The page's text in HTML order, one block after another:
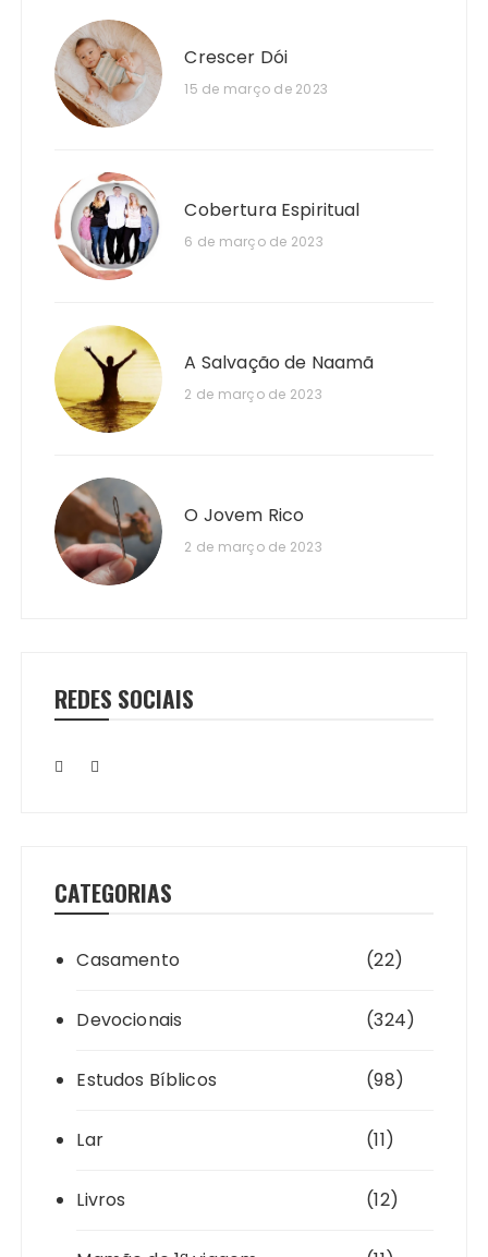
Crescer Dói
15 de março de 2023
Cobertura Espiritual
6 de março de 2023
A Salvação de Naamã
2 de março de 2023
O Jovem Rico
2 de março de 2023
REDES SOCIAIS
CATEGORIAS
Casamento (22)
Devocionais (324)
Estudos Bíblicos (98)
Lar (11)
Livros (12)